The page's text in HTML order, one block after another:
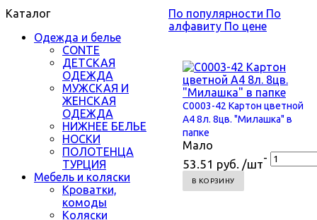
Каталог
Одежда и белье
CONTE
ДЕТСКАЯ
ОДЕЖДА
МУЖСКАЯ И
ЖЕНСКАЯ
ОДЕЖДА
НИЖНЕЕ БЕЛЬЕ
НОСКИ
ПОЛОТЕНЦА
ТУРЦИЯ
Мебель и коляски
Кроватки,
комоды
Коляски
По популярности По
алфавиту По цене
С0003-42 Картон цветной
А4 8л. 8цв. "Милашка" в
папке
Мало
53.51 руб. /шт-
В КОРЗИНУ